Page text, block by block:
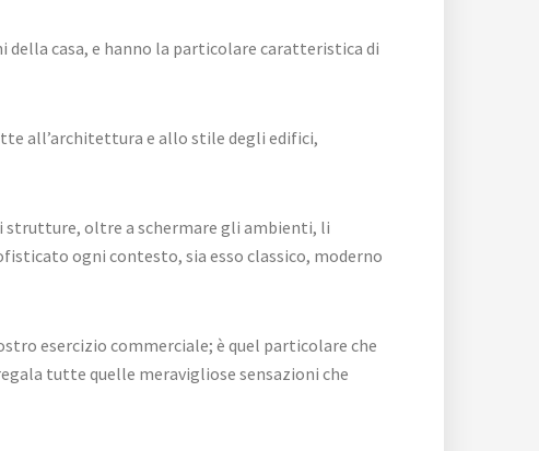
casa, e hanno la particolare caratteristica di
all’architettura e allo stile degli edifici,
strutture, oltre a schermare gli ambienti, li
ogni contesto, sia esso classico, moderno
esercizio commerciale; è quel particolare che
tutte quelle meravigliose sensazioni che